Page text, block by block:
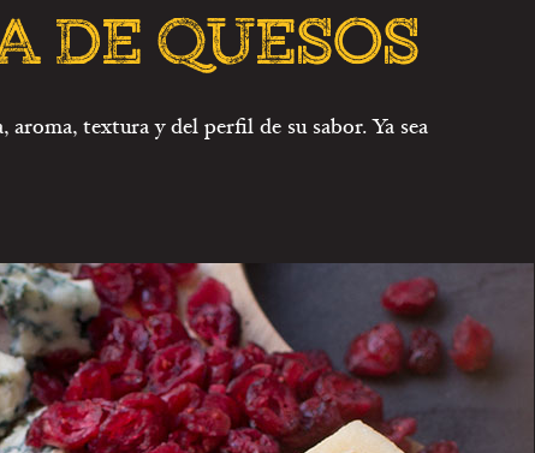
DE QUESOS
aroma, textura y del perfil de su sabor. Ya sea